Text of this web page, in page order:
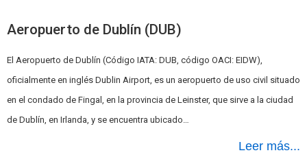
Aeropuerto de Dublín (DUB)
El Aeropuerto de Dublín (Código IATA: DUB, código OACI: EIDW),
oficialmente en inglés Dublin Airport, es un aeropuerto de uso civil situado
en el condado de Fingal, en la provincia de Leinster, que sirve a la ciudad
de Dublín, en Irlanda, y se encuentra ubicado…
Leer más...